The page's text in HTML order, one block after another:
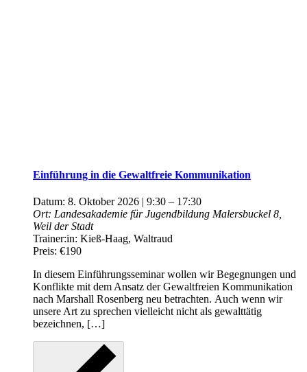
Einführung in die Gewaltfreie Kommunikation
Datum: 8. Oktober 2026 | 9:30 – 17:30
Ort: Landesakademie für Jugendbildung Malersbuckel 8,
Weil der Stadt
Trainer:in: Kieß-Haag, Waltraud
Preis: €190
In diesem Einführungsseminar wollen wir Begegnungen und
Konflikte mit dem Ansatz der Gewaltfreien Kommunikation
nach Marshall Rosenberg neu betrachten. Auch wenn wir
unsere Art zu sprechen vielleicht nicht als gewalttätig
bezeichnen, […]